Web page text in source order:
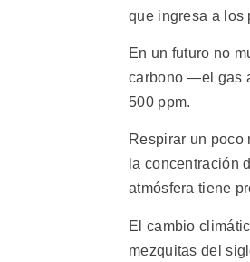
que ingresa a los
En un futuro no
carbono —el gas
500 ppm.
Respirar un poco
la concentración
atmósfera tiene
El cambio
mezquitas del